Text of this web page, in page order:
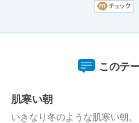
このテ
肌寒い朝
いきなり冬のような肌寒い朝